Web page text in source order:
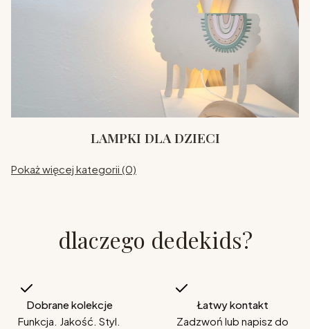
LAMPKI DLA DZIECI
Pokaż więcej kategorii (0)
dlaczego dedekids?
Dobrane kolekcje
Funkcja. Jakość. Styl.
Łatwy kontakt
Zadzwoń lub napisz do